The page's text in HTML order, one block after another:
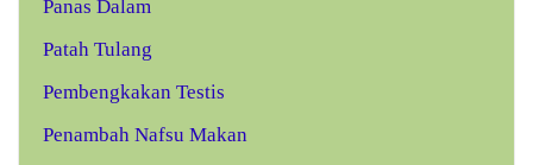
Panas Dalam
Patah Tulang
Pembengkakan Testis
Penambah Nafsu Makan